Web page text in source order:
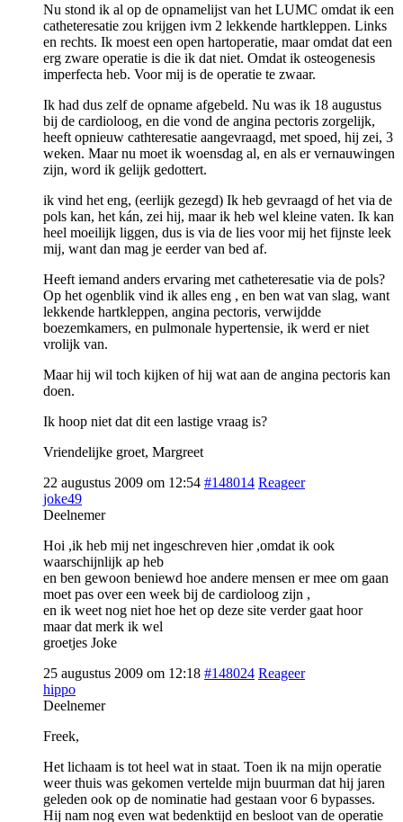
Nu stond ik al op de opnamelijst van het LUMC omdat ik een
catheteresatie zou krijgen ivm 2 lekkende hartkleppen. Links
en rechts. Ik moest een open hartoperatie, maar omdat dat een
erg zware operatie is die ik dat niet. Omdat ik osteogenesis
imperfecta heb. Voor mij is de operatie te zwaar.
Ik had dus zelf de opname afgebeld. Nu was ik 18 augustus
bij de cardioloog, en die vond de angina pectoris zorgelijk,
heeft opnieuw cathteresatie aangevraagd, met spoed, hij zei, 3
weken. Maar nu moet ik woensdag al, en als er vernauwingen
zijn, word ik gelijk gedottert.
ik vind het eng, (eerlijk gezegd) Ik heb gevraagd of het via de
pols kan, het kán, zei hij, maar ik heb wel kleine vaten. Ik kan
heel moeilijk liggen, dus is via de lies voor mij het fijnste leek
mij, want dan mag je eerder van bed af.
Heeft iemand anders ervaring met catheteresatie via de pols?
Op het ogenblik vind ik alles eng , en ben wat van slag, want
lekkende hartkleppen, angina pectoris, verwijdde
boezemkamers, en pulmonale hypertensie, ik werd er niet
vrolijk van.
Maar hij wil toch kijken of hij wat aan de angina pectoris kan
doen.
Ik hoop niet dat dit een lastige vraag is?
Vriendelijke groet, Margreet
22 augustus 2009 om 12:54 #148014 Reageer
joke49
Deelnemer
Hoi ,ik heb mij net ingeschreven hier ,omdat ik ook
waarschijnlijk ap heb
en ben gewoon beniewd hoe andere mensen er mee om gaan
moet pas over een week bij de cardioloog zijn ,
en ik weet nog niet hoe het op deze site verder gaat hoor
maar dat merk ik wel
groetjes Joke
25 augustus 2009 om 12:18 #148024 Reageer
hippo
Deelnemer
Freek,
Het lichaam is tot heel wat in staat. Toen ik na mijn operatie
weer thuis was gekomen vertelde mijn buurman dat hij jaren
geleden ook op de nominatie had gestaan voor 6 bypasses.
Hij nam nog even wat bedenktijd en besloot van de operatie